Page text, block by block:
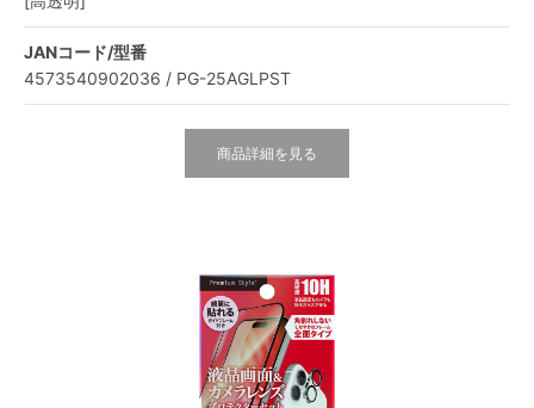
JANコード/型番
4573540902036 / PG-25AGLPST
商品詳細を見る